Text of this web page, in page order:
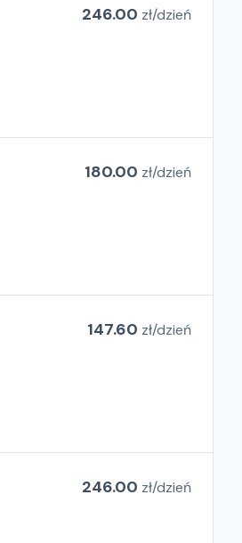
246.00 zł/dzień
180.00 zł/dzień
147.60 zł/dzień
246.00 zł/dzień